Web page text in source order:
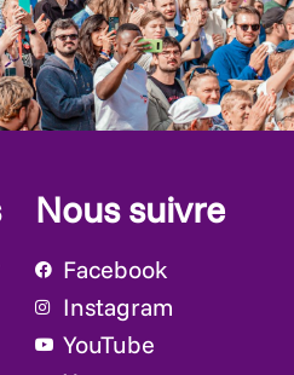
Nous suivre
Facebook
Instagram
YouTube